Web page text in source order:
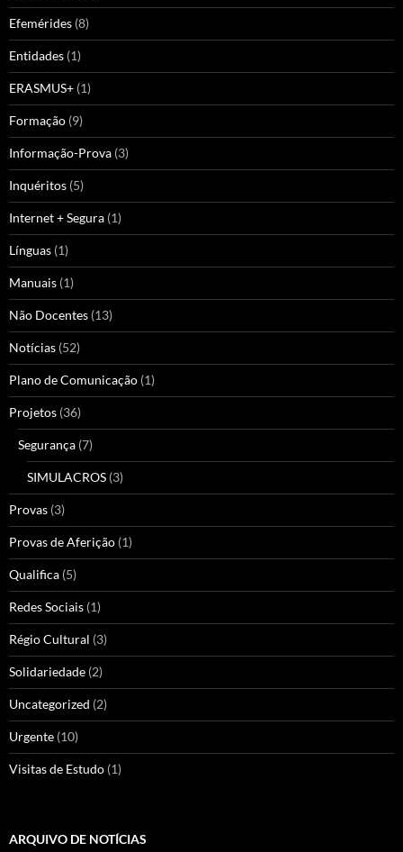
Efemérides (8)
Entidades (1)
ERASMUS+ (1)
Formação (9)
Informação-Prova (3)
Inquéritos (5)
Internet + Segura (1)
Línguas (1)
Manuais (1)
Não Docentes (13)
Notícias (52)
Plano de Comunicação (1)
Projetos (36)
Segurança (7)
SIMULACROS (3)
Provas (3)
Provas de Aferição (1)
Qualifica (5)
Redes Sociais (1)
Régio Cultural (3)
Solidariedade (2)
Uncategorized (2)
Urgente (10)
Visitas de Estudo (1)
ARQUIVO DE NOTÍCIAS